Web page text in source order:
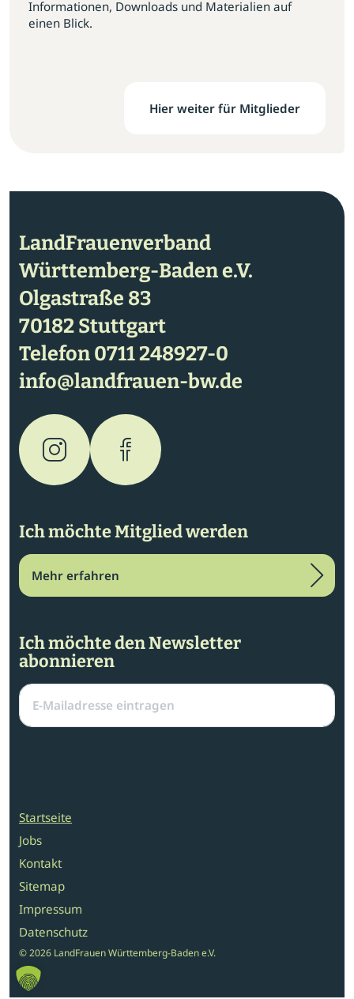
Informationen, Downloads und Materialien auf
einen Blick.
Hier weiter für Mitglieder
LandFrauenverband
Württemberg-Baden e.V.
Olgastraße 83
70182 Stuttgart
Telefon0711 248927-0
info@landfrauen-bw.de
Ich möchte Mitglied werden
Mehr erfahren
Ich möchte den Newsletter
abonnieren
Startseite
Jobs
Kontakt
Sitemap
Impressum
Datenschutz
© 2026 LandFrauen Württemberg-Baden e.V.